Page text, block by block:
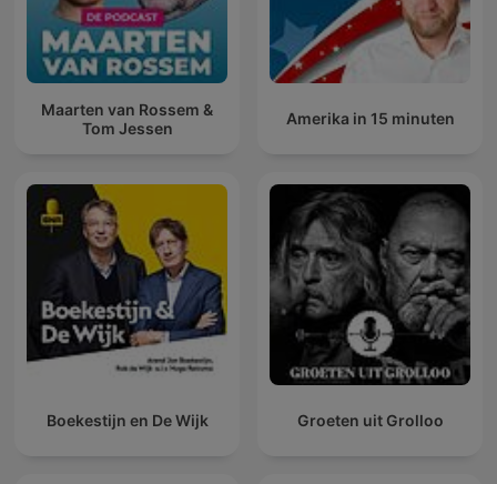
Maarten van Rossem &
Tom Jessen
Amerika in 15 minuten
Boekestijn en De Wijk Groeten uit Grolloo